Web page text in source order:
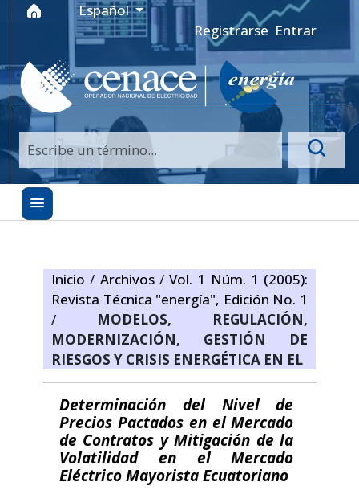
Ir al menú de navegación principal
Ir al contenido principal
Ir al pie de página del sitio
Idioma
Español
Registrarse Entrar
Inicio/ Archivos / Vol. 1 Núm. 1 (2005):
Revista Técnica "energía", Edición No. 1
/
MODELOS, REGULACIÓN,
MODERNIZACIÓN, GESTIÓN DE
RIESGOS Y CRISIS ENERGÉTICA EN EL
Determinación del Nivel de
Precios Pactados en el Mercado
de Contratos y Mitigación de la
Volatilidad en el Mercado
Eléctrico Mayorista Ecuatoriano